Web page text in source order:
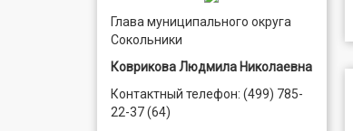
Глава муниципального округа
Сокольники
Коврикова Людмила Николаевна
Контактный телефон: (499) 785-
22-37 (64)